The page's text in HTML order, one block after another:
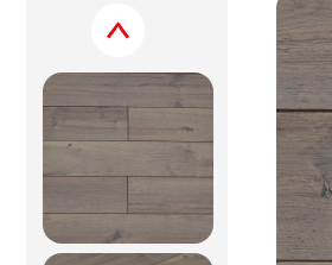
Previous